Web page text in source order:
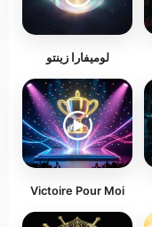
لوميفارا زينتو
Victoire Pour Moi